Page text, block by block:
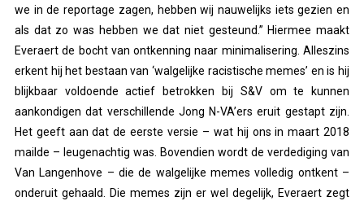
we in de reportage zagen, hebben wij nauwelijks iets gezien en
als dat zo was hebben we dat niet gesteund.” Hiermee maakt
Everaert de bocht van ontkenning naar minimalisering. Alleszins
erkent hij het bestaan van ‘walgelijke racistische memes’ en is hij
blijkbaar voldoende actief betrokken bij S&V om te kunnen
aankondigen dat verschillende Jong N-VA’ers eruit gestapt zijn.
Het geeft aan dat de eerste versie – wat hij ons in maart 2018
mailde – leugenachtig was. Bovendien wordt de verdediging van
Van Langenhove – die de walgelijke memes volledig ontkent –
onderuit gehaald. Die memes zijn er wel degelijk, Everaert zegt